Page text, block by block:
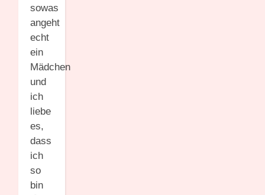
sowas
angeht
echt
ein
Mädchen
und
ich
liebe
es,
dass
ich
so
bin